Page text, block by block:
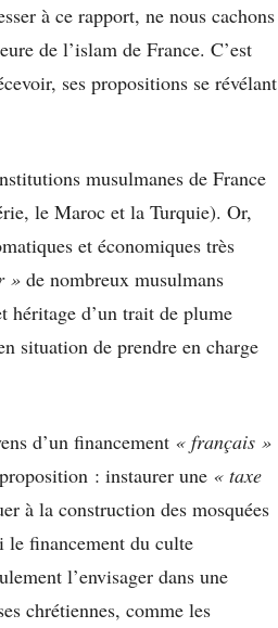
à ce rapport, ne nous cachons
de l’islam de France. C’est
ses propositions se révélant
musulmanes de France
le Maroc et la Turquie). Or,
et économiques très
» de nombreux musulmans
d’un trait de plume
situation de prendre en charge
d’un financement « français »
: instaurer une « taxe
à la construction des mosquées
financement du culte
l’envisager dans une
chrétiennes, comme les